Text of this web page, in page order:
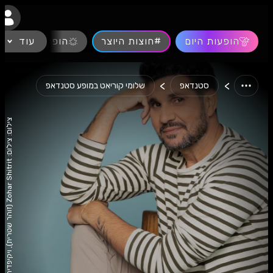
הופעות היום #חוצות היוצר הופעות חיות
עוד
> סטנדאפ > שלומי קוריאט במופע סטנדאפ
צ
t